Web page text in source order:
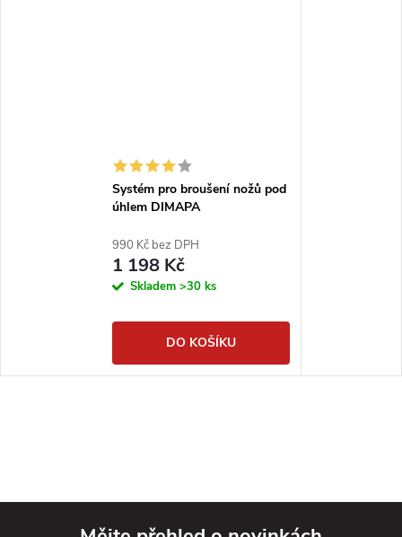
Systém pro broušení nožů pod
úhlem DIMAPA
990 Kč bez DPH
1 198 Kč
Skladem >30 ks
DO KOŠÍKU